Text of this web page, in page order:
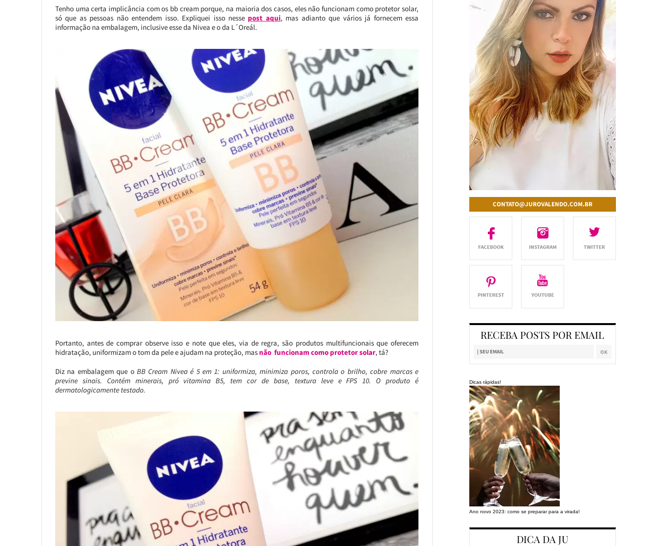
Tenho uma certa implicância com os bb cream porque, na maioria dos casos, eles não funcionam como protetor solar,
só que as pessoas não entendem isso. Expliquei isso nesse post aqui, mas adianto que vários já fornecem essa
informação na embalagem, inclusive esse da Nivea e o da L´Oreál.
Portanto, antes de comprar observe isso e note que eles, via de regra, são produtos multifuncionais que oferecem
hidratação, uniformizam o tom da pele e ajudam na proteção, masnão funcionam como protetor solar, tá?
Diz na embalagem que o BB Cream Nivea é 5 em 1: uniformiza, minimiza poros, controla o brilho, cobre marcas e
previne sinais. Contém minerais, pró vitamina B5, tem cor de base, textura leve e FPS 10. O produto é
dermatologicamente testado.
CONTATO@JUROVALENDO.COM.BR
RECEBA POSTS POR EMAIL
Dicas rápidas!
Ano novo 2023: como se preparar para a virada!
DICA DA JU